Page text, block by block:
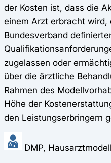
der Kosten ist, dass die
einem Arzt erbracht wird,
Bundesverband
zugelassen oder
über die ärztliche
Rahmen des
Höhe der
den Leistungserbringern
DMP, Hausarztmodell